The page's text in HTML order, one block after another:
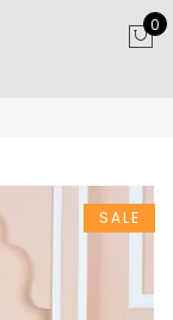
0
SALE